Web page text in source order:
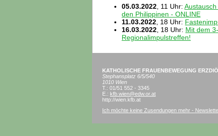
05.03.2022 , 11 Uhr:
den Philippinen - ONLINE
11.03.2022 18 Uhr:
16.03.2022 , 18 Uhr: Mit dem
Regionalimpulstreffen!
KATHOLISCHE FRAUENBEWEGUNG
Stephansplatz 6/5/540
1010 Wien
T.: 01/51 552 - 3345
E.: kfb.wien@edw.or.at
http://wien.kfb.at
Ich möchte keine Zusendungen mehr -